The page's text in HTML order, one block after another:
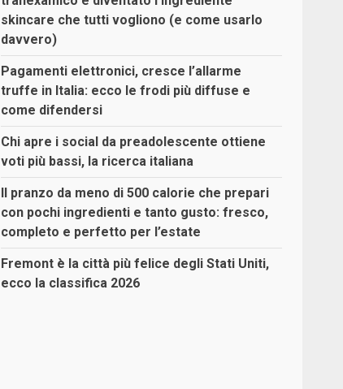
skincare che tutti vogliono (e come usarlo
davvero)
Pagamenti elettronici, cresce l’allarme
truffe in Italia: ecco le frodi più diffuse e
come difendersi
Chi apre i social da preadolescente ottiene
voti più bassi, la ricerca italiana
Il pranzo da meno di 500 calorie che prepari
con pochi ingredienti e tanto gusto: fresco,
completo e perfetto per l’estate
Fremont è la città più felice degli Stati Uniti,
ecco la classifica 2026